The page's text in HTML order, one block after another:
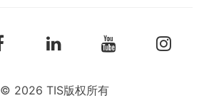
© 2026 TIS版权所有